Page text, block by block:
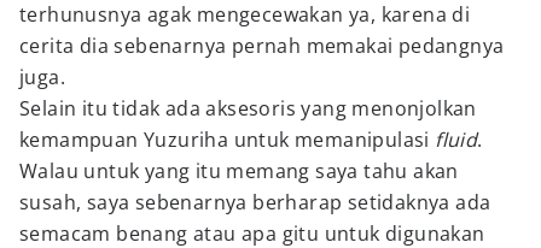
terhunusnya agak mengecewakan ya, karena di
cerita dia sebenarnya pernah memakai pedangnya
juga.
Selain itu tidak ada aksesoris yang menonjolkan
kemampuan Yuzuriha untuk memanipulasi fluid.
Walau untuk yang itu memang saya tahu akan
susah, saya sebenarnya berharap setidaknya ada
semacam benang atau apa gitu untuk digunakan